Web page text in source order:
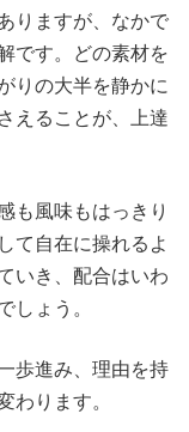
りますが、なかで
です。 どの素材を
りの大半を静かに
えることが、上達
も風味もはっきり
て自在に操れるよ
いき、配合はいわ
しょう。
歩進み、理由を持
わります。